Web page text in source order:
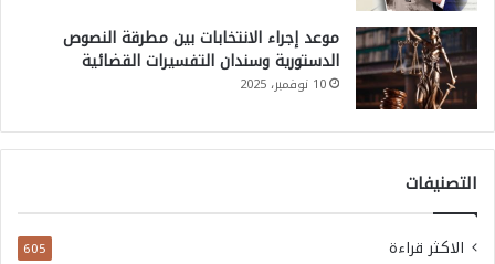
موعد إجراء الانتخابات بين مطرقة النصوص
الدستورية وسندان التفسيرات القضائية
10 نوفمبر، 2025
التصنيفات
الاكثر قراءة 605